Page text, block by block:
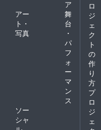
ア
アー
ト・
写真
舞
台
・
パ
フ
ォ
ー
マ
ン
ス
ソー
シャ
ロ
ジ
ェ
ク
ト
の
作
り
方
プ
ロ
ジ
ェ